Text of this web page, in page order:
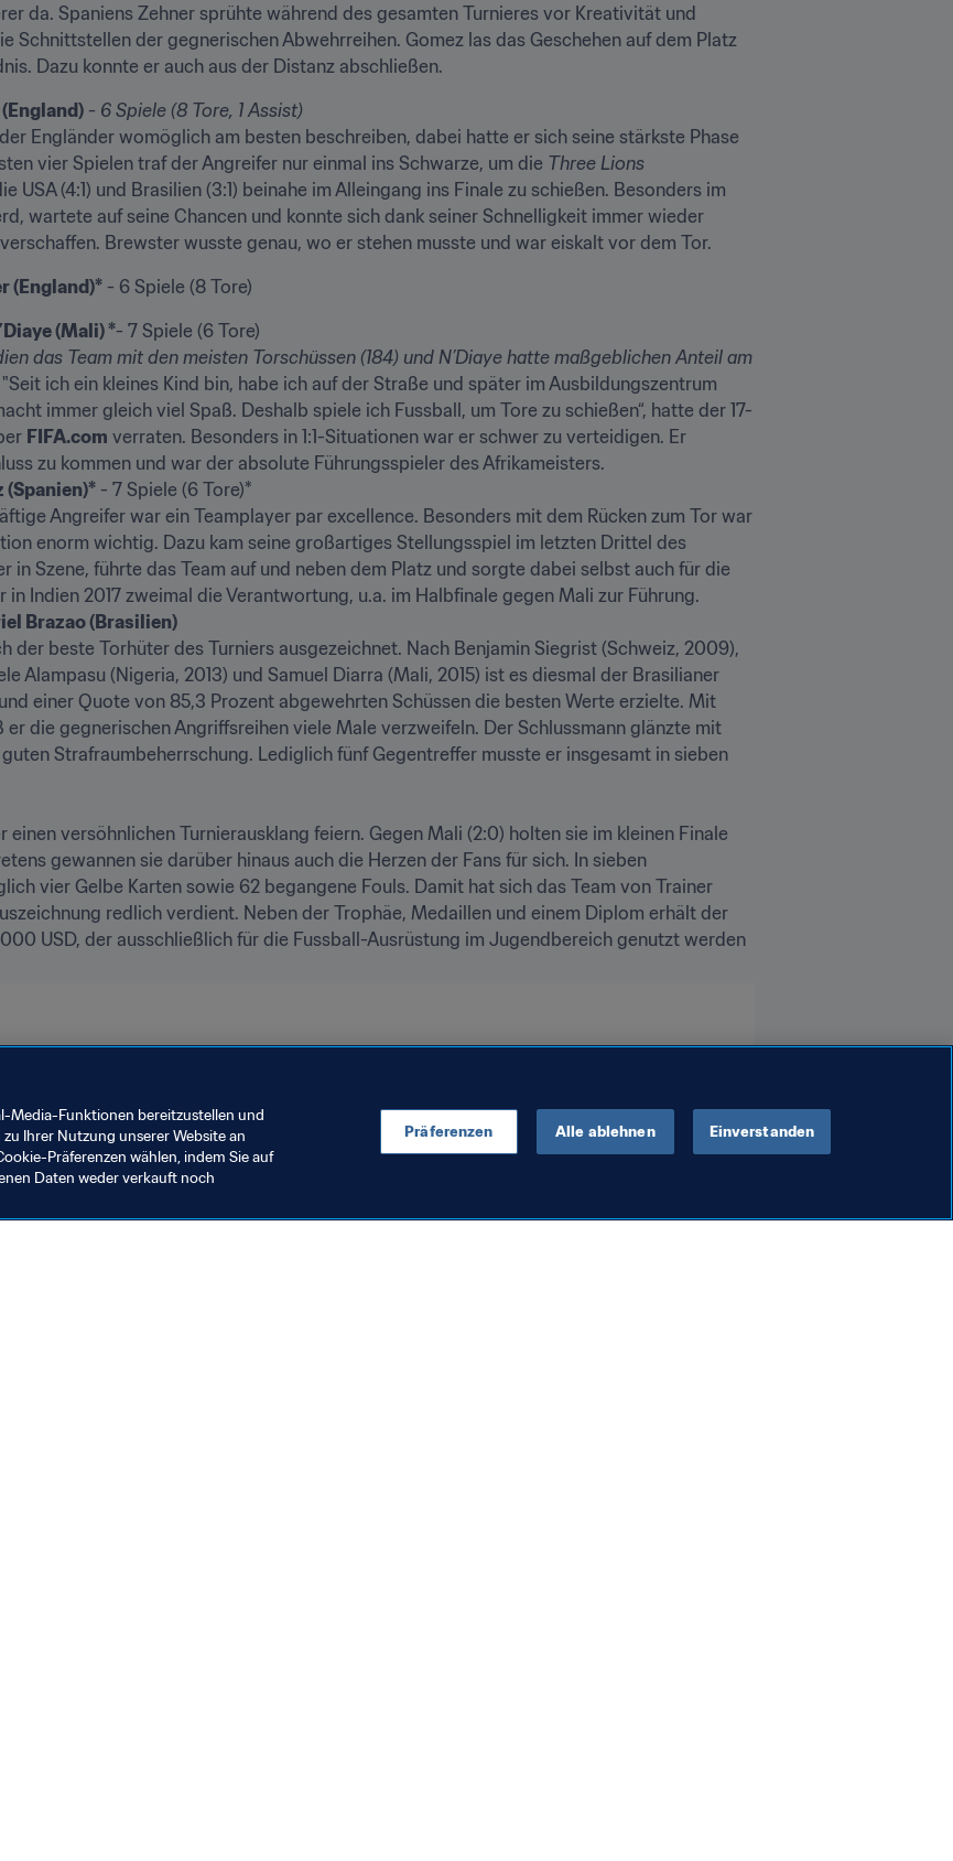
da. Spaniens Zehner sprühte während des gesamten Turnieres vor Kreativität und
Schnittstellen der gegnerischen Abwehrreihen. Gomez las das Geschehen auf dem Platz
Dazu konnte er auch aus der Distanz abschließen.
- 6 Spiele (8 Tore, 1 Assist)
Engländer womöglich am besten beschreiben, dabei hatte er sich seine stärkste Phase
vier Spielen traf der Angreifer nur einmal ins Schwarze, um die Three Lions
(4:1) und Brasilien (3:1) beinahe im Alleingang ins Finale zu schießen. Besonders im
wartete auf seine Chancen und konnte sich dank seiner Schnelligkeit immer wieder
Brewster wusste genau, wo er stehen musste und war eiskalt vor dem Tor.
(England)* - 6 Spiele (8 Tore)
(Mali) *- 7 Spiele (6 Tore)
das Team mit den meisten Torschüssen (184) und N’Diaye hatte maßgeblichen Anteil am
"Seit ich ein kleines Kind bin, habe ich auf der Straße und später im Ausbildungszentrum
immer gleich viel Spaß. Deshalb spiele ich Fussball, um Tore zu schießen“, hatte der 17-
FIFA.com verraten. Besonders in 1:1-Situationen war er schwer zu verteidigen. Er
zu kommen und war der absolute Führungsspieler des Afrikameisters.
(Spanien)* - 7 Spiele (6 Tore)*
Angreifer war ein Teamplayer par excellence. Besonders mit dem Rücken zum Tor war
enorm wichtig. Dazu kam seine großartiges Stellungsspiel im letzten Drittel des
in Szene, führte das Team auf und neben dem Platz und sorgte dabei selbst auch für die
Indien 2017 zweimal die Verantwortung, u.a. im Halbfinale gegen Mali zur Führung.
Brazao (Brasilien)
der beste Torhüter des Turniers ausgezeichnet. Nach Benjamin Siegrist (Schweiz, 2009),
Alampasu (Nigeria, 2013) und Samuel Diarra (Mali, 2015) ist es diesmal der Brasilianer
einer Quote von 85,3 Prozent abgewehrten Schüssen die besten Werte erzielte. Mit
die gegnerischen Angriffsreihen viele Male verzweifeln. Der Schlussmann glänzte mit
Strafraumbeherrschung. Lediglich fünf Gegentreffer musste er insgesamt in sieben
einen versöhnlichen Turnierausklang feiern. Gegen Mali (2:0) holten sie im kleinen Finale
gewannen sie darüber hinaus auch die Herzen der Fans für sich. In sieben
vier Gelbe Karten sowie 62 begangene Fouls. Damit hat sich das Team von Trainer
redlich verdient. Neben der Trophäe, Medaillen und einem Diplom erhält der
USD, der ausschließlich für die Fussball-Ausrüstung im Jugendbereich genutzt werden
Media-Funktionen bereitzustellen und
Ihrer Nutzung unserer Website an
Präferenzen wählen, indem Sie auf
Daten weder verkauft noch
Präferenzen Alle ablehnen Einverstanden